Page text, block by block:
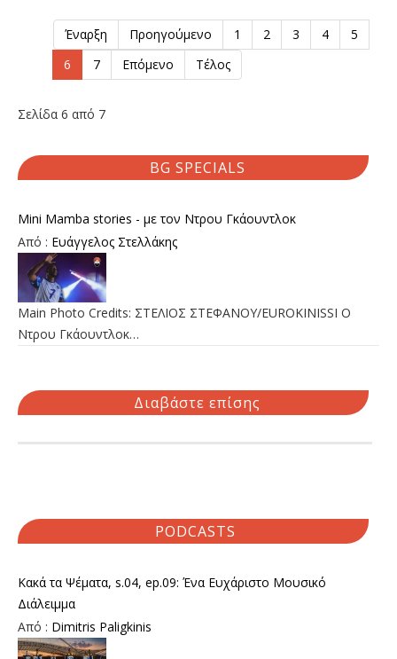
Έναρξη Προηγούμενο 1 2 3 4
5
6
7 Επόμενο Τέλος
Σελίδα 6 από 7
BG SPECIALS
Mini Mamba stories - με τον Ντρου Γκάουντλοκ
Από : Ευάγγελος Στελλάκης
Main Photo Credits: ΣΤΕΛΙΟΣ ΣΤΕΦΑΝΟΥ/EUROKINISSI Ο
Ντρου Γκάουντλοκ…
Διαβάστε επίσης
PODCASTS
Κακά τα Ψέματα, s.04, ep.09: Ένα Ευχάριστο Μουσικό
Διάλειμμα
Από : Dimitris Paligkinis